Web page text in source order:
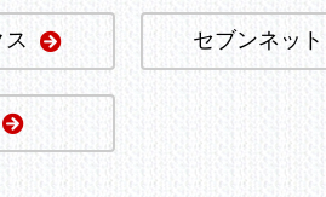
セブンネット